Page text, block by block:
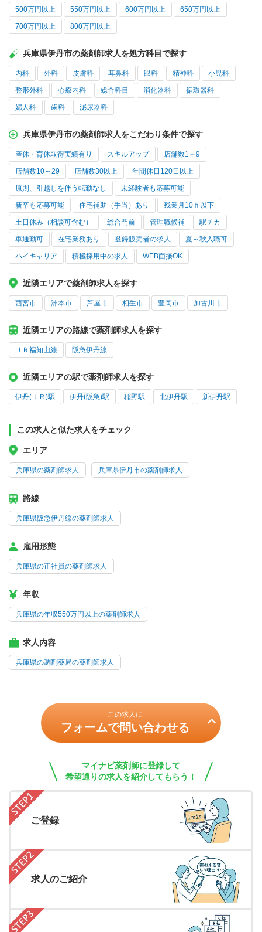
500万円以上 550万円以上 600万円以上 650万円以上
700万円以上 800万円以上
兵庫県伊丹市の薬剤師求人を処方科目で探す
内科 外科 皮膚科 耳鼻科 眼科 精神科 小児科
整形外科 心療内科 総合科目 消化器科 循環器科
婦人科 歯科 泌尿器科
兵庫県伊丹市の薬剤師求人をこだわり条件で探す
産休・育休取得実績有り スキルアップ 店舗数1～9
店舗数10～29 店舗数30以上 年間休日120日以上
原則、引越しを伴う転勤なし 未経験者も応募可能
新卒も応募可能 住宅補助（手当）あり 残業月10ｈ以下
土日休み（相談可含む） 総合門前 管理職候補 駅チカ
車通勤可 在宅業務あり 登録販売者の求人 夏～秋入職可
ハイキャリア 積極採用中の求人 WEB面接OK
近隣エリアで薬剤師求人を探す
西宮市 洲本市 芦屋市 相生市 豊岡市 加古川市
近隣エリアの路線で薬剤師求人を探す
ＪＲ福知山線 阪急伊丹線
近隣エリアの駅で薬剤師求人を探す
伊丹(ＪＲ)駅 伊丹(阪急)駅 稲野駅 北伊丹駅 新伊丹駅
この求人と似た求人をチェック
エリア
兵庫県の薬剤師求人 兵庫県伊丹市の薬剤師求人
路線
兵庫県阪急伊丹線の薬剤師求人
雇用形態
兵庫県の正社員の薬剤師求人
年収
兵庫県の年収550万円以上の薬剤師求人
求人内容
兵庫県の調剤薬局の薬剤師求人
この求人に
フォームで問い合わせる
マイナビ薬剤師に登録して
希望通りの求人を紹介してもらう！
ご登録
求人のご紹介